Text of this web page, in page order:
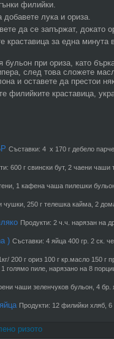
филийки.
лука и ориза.
да се запържат, докато
краставица за една
при ориза, като
след това сложете
и оставете да престои
филийките краставица,
Съставки: 4 х 170 г дебело
600 г свински бут, 2 чаени
1 кафена чаша пилешки
чушки, 250 г телешка кайма, 2
Продукти: 2 ч.ч. нарязан на
) Съставки: 4 яйца 400 гр. 2 ск.
200 г ориз 100 г кр.масло 150 г
пиле, нарязано на 8
чаши зеленчуков бульон, 4 бр.
Продукти: 12 филийки хляб,
ризото